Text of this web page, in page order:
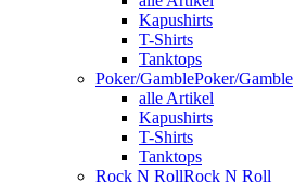
Kapushirts
T-Shirts
Tanktops
Poker/GamblePoker/Gamble
alle Artikel
Kapushirts
T-Shirts
Tanktops
Rock N RollRock N Roll